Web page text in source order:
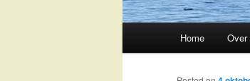
Skip
to
Home